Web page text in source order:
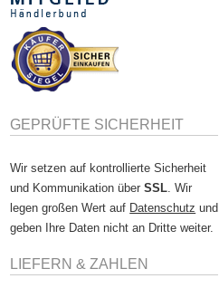
GEPRÜFTE SICHERHEIT
Wir setzen auf kontrollierte Sicherheit
und Kommunikation überSSL . Wir
legen großen Wert auf Datenschutz und
geben Ihre Daten nicht an Dritte weiter.
LIEFERN & ZAHLEN